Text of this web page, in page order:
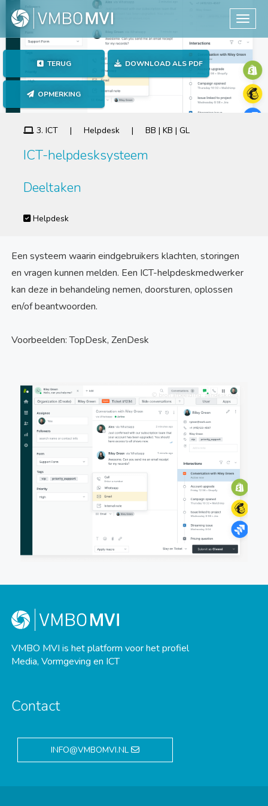
TERUG DOWNLOAD ALS PDF
OPMERKING
3. ICT | Helpdesk | BB | KB | GL
ICT-helpdesksysteem
Deeltaken
Helpdesk
Een systeem waarin eindgebruikers klachten, storingen
en vragen kunnen melden. Een ICT-helpdeskmedwerker
kan deze in behandeling nemen, doorsturen, oplossen
en/of beantwoorden.
Voorbeelden: TopDesk, ZenDesk
© bron afbeelding: zendesk.com
VMBO MVI is het platform voor het profiel
Media, Vormgeving en ICT
Contact
INFO@VMBOMVI.NL